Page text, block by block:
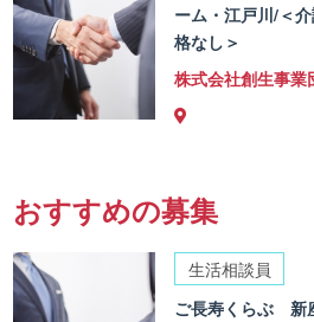
ーム・江戸川/＜
格なし＞
株式会社創生事業
おすすめの募集
生活相談員
ご長寿くらぶ 新